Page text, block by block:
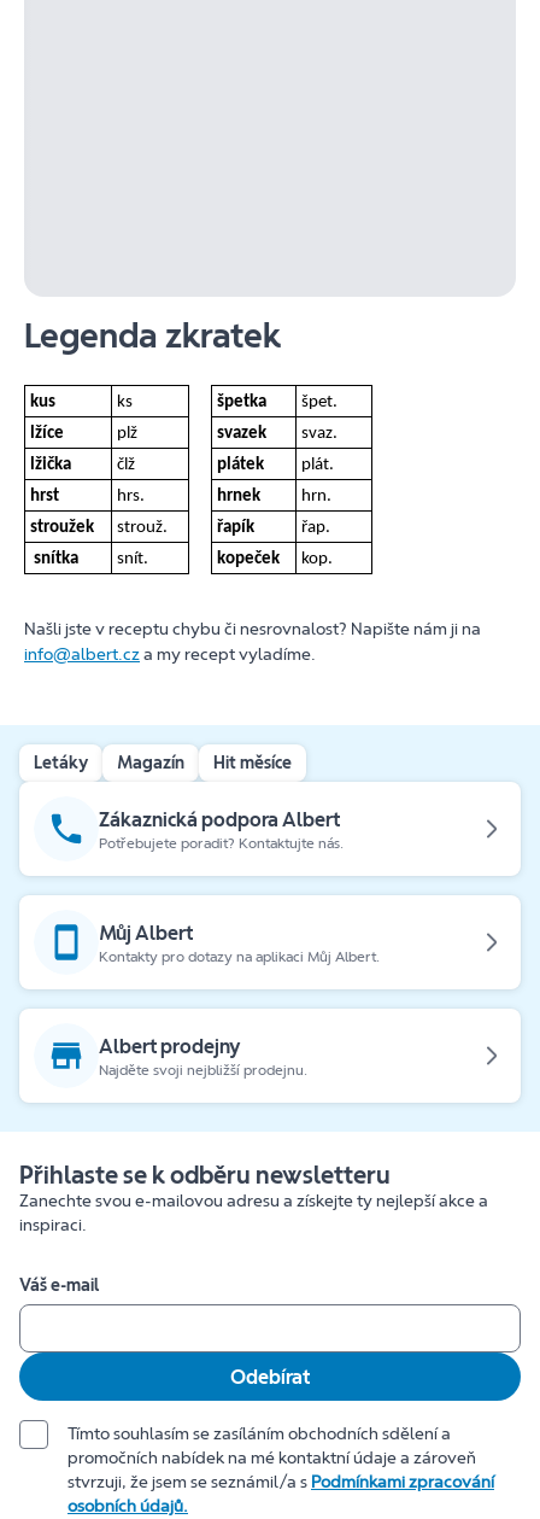
Legenda zkratek
kus ks špetka
špet.
lžíce
plž svazek
svaz.
lžička
člž plátek
plát.
hrst
hrs. hrnek
hrn.
stroužek
strouž. řapík
řap.
snítka
snít. kopeček kop.
Našli jste v receptu chybu či nesrovnalost? Napište nám ji na
info@albert.cza my recept vyladíme.
Letáky Magazín Hit měsíce
Zákaznická podpora Albert
Potřebujete poradit? Kontaktujte nás.
Můj Albert
Kontakty pro dotazy na aplikaci Můj Albert.
Albert prodejny
Najděte svoji nejbližší prodejnu.
Přihlaste se k odběru newsletteru
Zanechte svou e-mailovou adresu a získejte ty nejlepší akce a
inspiraci.
Váš e-mail
Odebírat
Tímto souhlasím se zasíláním obchodních sdělení a
promočních nabídek na mé kontaktní údaje a zároveň
stvrzuji, že jsem se seznámil/a s Podmínkami zpracování
osobních údajů.